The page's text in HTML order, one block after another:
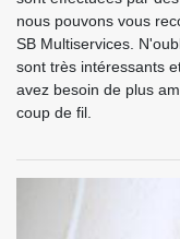
nous pouvons vous
SB Multiservices.
sont très intéressants
avez besoin de plus
coup de fil.